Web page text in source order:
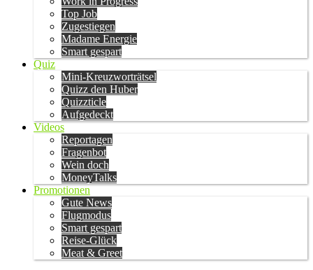
Top Job
Zugestiegen
Madame Energie
Smart gespart
Quiz
Mini-Kreuzworträtsel
Quizz den Huber
Quizzticle
Aufgedeckt
Videos
Reportagen
Fragenbot
Wein doch
MoneyTalks
Promotionen
Gute News
Flugmodus
Smart gespart
Reise-Glück
Meat & Greet